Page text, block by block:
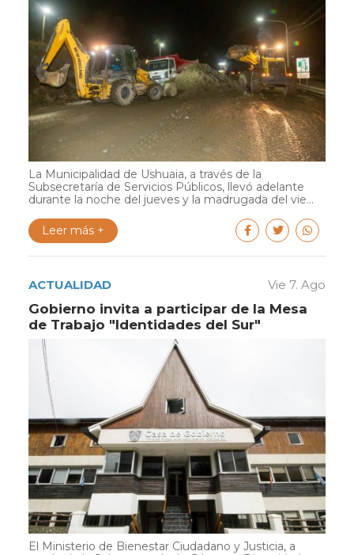
La Municipalidad de Ushuaia, a través de la
Subsecretaría de Servicios Públicos, llevó adelante
durante la noche del jueves y la madrugada del vie...
Leer más +
ACTUALIDAD Vie 7. Ago
Gobierno invita a participar de la Mesa
de Trabajo "Identidades del Sur"
El Ministerio de Bienestar Ciudadano y Justicia, a